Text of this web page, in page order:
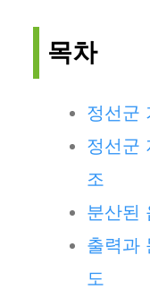
목차
정선군
정선군
조
분산된
출력과
도